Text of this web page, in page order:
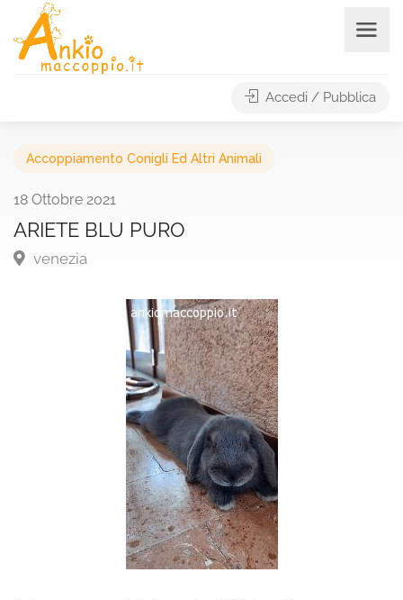
Accedi / Pubblica
Accoppiamento Conigli Ed Altri Animali
18 Ottobre 2021
ARIETE BLU PURO
venezia